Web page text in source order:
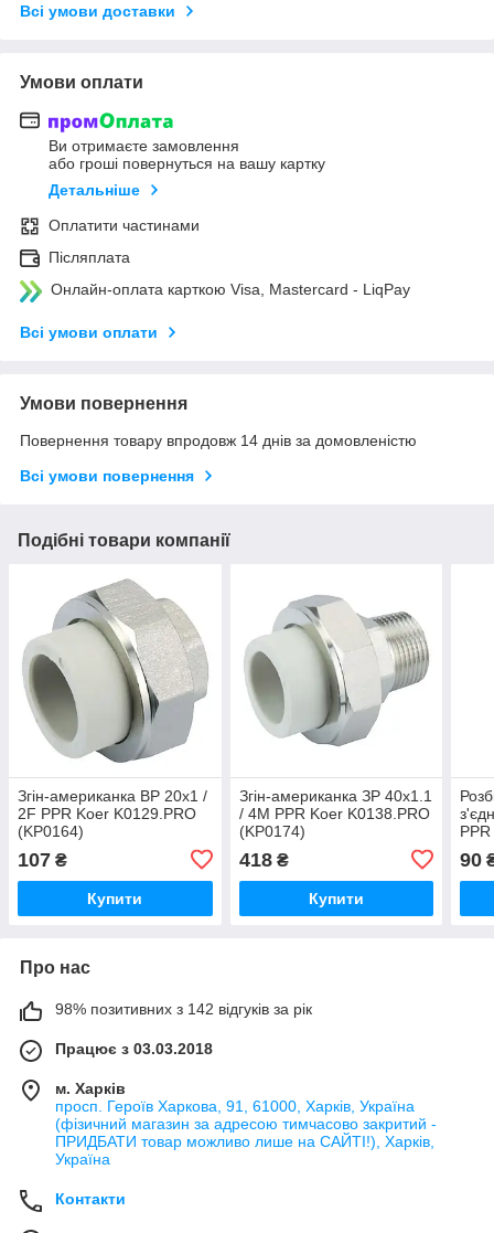
Всі умови доставки
Умови оплати
Ви отримаєте замовлення
або гроші повернуться на вашу картку
Детальніше
Оплатити частинами
Післяплата
Онлайн-оплата карткою Visa, Mastercard - LiqPay
Всі умови оплати
Умови повернення
Повернення товару впродовж 14 днів за домовленістю
Всі умови повернення
Подібні товари компанії
Згін-американка ВР 20x1 /
2F PPR Koer K0129.PRO
(KP0164)
107 ₴
Купити
Згін-американка ЗР 40x1.1
/ 4M PPR Koer K0138.PRO
(KP0174)
418₴
Купити
90
Про нас
98% позитивних з 142 відгуків за рік
Працює з 03.03.2018
м. Харків
просп. Героїв Харкова, 91, 61000, Харків, Україна
(фізичний магазин за адресою тимчасово закритий -
ПРИДБАТИ товар можливо лише на САЙТІ!), Харків,
Україна
Контакти